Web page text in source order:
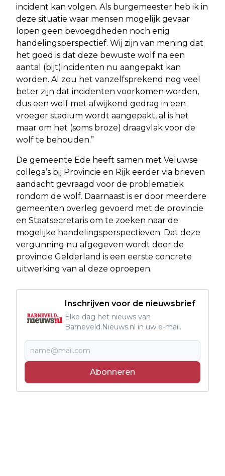
incident kan volgen. Als burgemeester heb ik in
deze situatie waar mensen mogelijk gevaar
lopen geen bevoegdheden noch enig
handelingsperspectief. Wij zijn van mening dat
het goed is dat deze bewuste wolf na een
aantal (bijt)incidenten nu aangepakt kan
worden. Al zou het vanzelfsprekend nog veel
beter zijn dat incidenten voorkomen worden,
dus een wolf met afwijkend gedrag in een
vroeger stadium wordt aangepakt, al is het
maar om het (soms broze) draagvlak voor de
wolf te behouden.”
De gemeente Ede heeft samen met Veluwse
collega’s bij Provincie en Rijk eerder via brieven
aandacht gevraagd voor de problematiek
rondom de wolf. Daarnaast is er door meerdere
gemeenten overleg gevoerd met de provincie
en Staatsecretaris om te zoeken naar de
mogelijke handelingsperspectieven. Dat deze
vergunning nu afgegeven wordt door de
provincie Gelderland is een eerste concrete
uitwerking van al deze oproepen.
Inschrijven voor de nieuwsbrief
Elke dag het nieuws van
Barneveld.Nieuws.nl in uw e-mail.
Abonneren